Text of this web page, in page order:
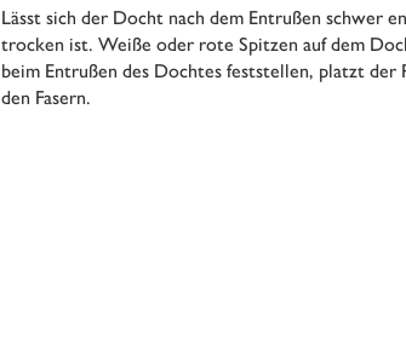
Lässt sich der Docht nach dem Entrußen schwer
trocken ist. Weiße oder rote Spitzen auf dem
beim Entrußen des Dochtes feststellen, platzt
den Fasern.